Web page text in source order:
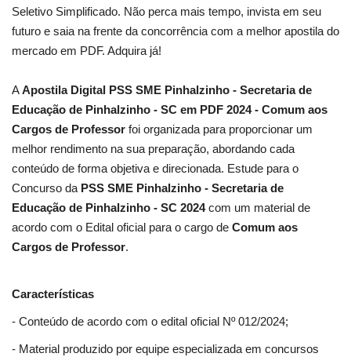
Seletivo Simplificado. Não perca mais tempo, invista em seu
futuro e saia na frente da concorrência com a melhor apostila do
mercado em PDF. Adquira já!
AApostila Digital PSS SME Pinhalzinho - Secretaria de
Educação de Pinhalzinho - SC em PDF 2024 - Comum aos
Cargos de Professor foi organizada para proporcionar um
melhor rendimento na sua preparação, abordando cada
conteúdo de forma objetiva e direcionada. Estude para o
Concurso da PSS SME Pinhalzinho - Secretaria de
Educação de Pinhalzinho - SC 2024com um material de
acordo com o Edital oficial para o cargo de Comum aos
Cargos de Professor.
Características
- Conteúdo de acordo com o edital oficial Nº 012/2024;
- Material produzido por equipe especializada em concursos